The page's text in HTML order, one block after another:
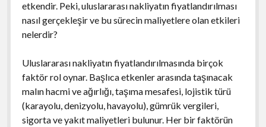
etkendir. Peki, uluslararası nakliyatın fiyatlandırılması
nasıl gerçekleşir ve bu sürecin maliyetlere olan etkileri
nelerdir?
Uluslararası nakliyatın fiyatlandırılmasında birçok
faktör rol oynar. Başlıca etkenler arasında taşınacak
malın hacmi ve ağırlığı, taşıma mesafesi, lojistik türü
(karayolu, denizyolu, havayolu), gümrük vergileri,
sigorta ve yakıt maliyetleri bulunur. Her bir faktörün